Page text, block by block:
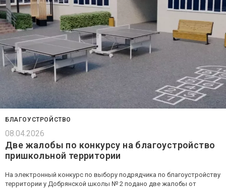
БЛАГОУСТРОЙСТВО
08.04.2026
Две жалобы по конкурсу на благоустройство
пришкольной территории
На электронный конкурс по выбору подрядчика по благоустройству
территории у Добрянской школы № 2 подано две жалобы от